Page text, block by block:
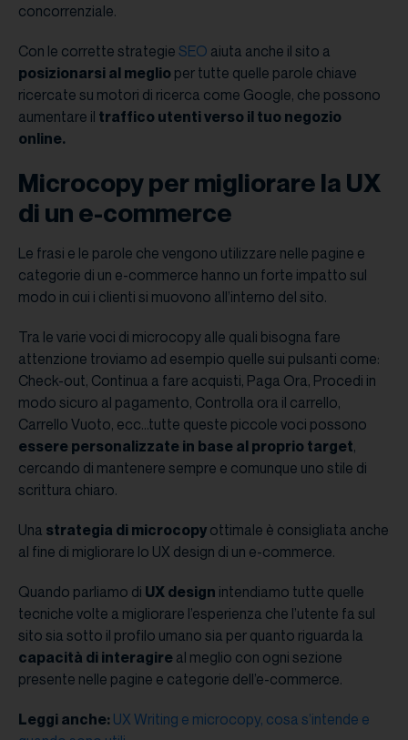
concorrenziale.
Con le corrette strategie SEO aiuta anche il sito a
posizionarsi al meglio per tutte quelle parole chiave
ricercate su motori di ricerca come Google, che possono
aumentare il traffico utenti verso il tuo negozio
online.
Microcopy per migliorare la UX
di un e-commerce
Le frasi e le parole che vengono utilizzare nelle pagine e
categorie di un e-commerce hanno un forte impatto sul
modo in cui i clienti si muovono all’interno del sito.
Tra le varie voci di microcopy alle quali bisogna fare
attenzione troviamo ad esempio quelle sui pulsanti come:
Check-out, Continua a fare acquisti, Paga Ora, Procedi in
modo sicuro al pagamento, Controlla ora il carrello,
Carrello Vuoto, ecc…tutte queste piccole voci possono
essere personalizzate in base al proprio target,
cercando di mantenere sempre e comunque uno stile di
scrittura chiaro.
Una strategia di microcopy ottimale è consigliata anche
al fine di migliorare lo UX design di un e-commerce.
Quando parliamo di UX design intendiamo tutte quelle
tecniche volte a migliorare l’esperienza che l’utente fa sul
sito sia sotto il profilo umano sia per quanto riguarda la
capacità di interagire al meglio con ogni sezione
presente nelle pagine e categorie dell’e-commerce.
Leggi anche: UX Writing e microcopy, cosa s’intende e